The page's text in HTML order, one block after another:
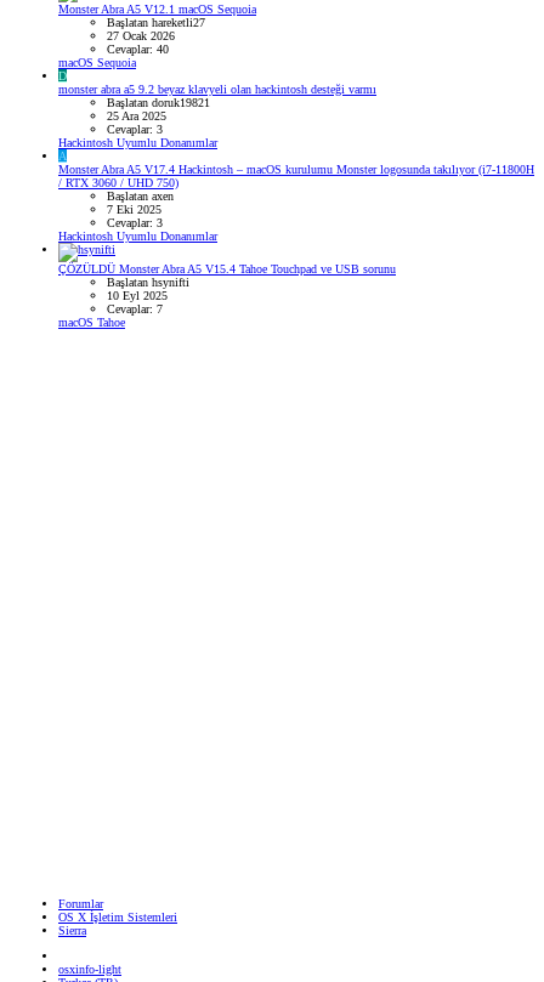
Monster Abra A5 V12.1 macOS Sequoia
Başlatan hareketli27
27 Ocak 2026
Cevaplar: 40
macOS Sequoia
D
monster abra a5 9.2 beyaz klavyeli olan hackintosh desteği varmı
Başlatan doruk19821
25 Ara 2025
Cevaplar: 3
Hackintosh Uyumlu Donanımlar
A
Monster Abra A5 V17.4 Hackintosh – macOS kurulumu Monster logosunda takılıyor (i7-11800H
/ RTX 3060 / UHD 750)
Başlatan axen
7 Eki 2025
Cevaplar: 3
Hackintosh Uyumlu Donanımlar
ÇÖZÜLDÜ Monster Abra A5 V15.4 Tahoe Touchpad ve USB sorunu
Başlatan hsynifti
10 Eyl 2025
Cevaplar: 7
macOS Tahoe
Forumlar
OS X İşletim Sistemleri
Sierra
osxinfo-light